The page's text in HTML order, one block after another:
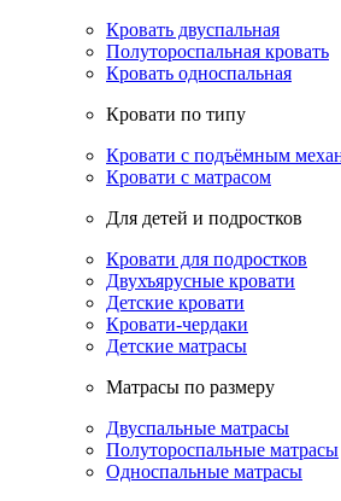
Кровать двуспальная
Полутороспальная кровать
Кровать односпальная
Кровати по типу
Кровати с подъёмным
Кровати с матрасом
Для детей и подростков
Кровати для подростков
Двухъярусные кровати
Детские кровати
Кровати-чердаки
Детские матрасы
Матрасы по размеру
Двуспальные матрасы
Полутороспальные матрасы
Односпальные матрасы